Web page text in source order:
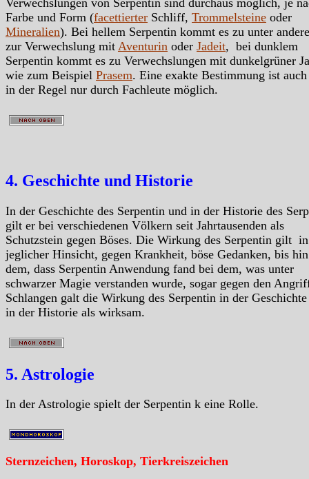
Farbe und Form (facettierter Schliff, Trommelsteine oder
Mineralien). Bei hellem Serpentin kommt es zu unter
zur Verwechslung mit Aventurin oder Jadeit, bei dunklem
Serpentin kommt es zu Verwechslungen mit dunkelgrüner
wie zum Beispiel Prasem. Eine exakte Bestimmung ist
in der Regel nur durch Fachleute möglich.
4. Geschichte und Historie
In der Geschichte des Serpentin und in der Historie des
gilt er bei verschiedenen Völkern seit Jahrtausenden als
Schutzstein gegen Böses. Die Wirkung des Serpentin gilt in
jeglicher Hinsicht, gegen Krankheit, böse Gedanken, bis
dem, dass Serpentin Anwendung fand bei dem, was unter
schwarzer Magie verstanden wurde, sogar gegen den
Schlangen galt die Wirkung des Serpentin in der
in der Historie als wirksam.
5. Astrologie
In der Astrologie spielt der Serpentin k eine Rolle.
Sternzeichen, Horoskop, Tierkreiszeichen